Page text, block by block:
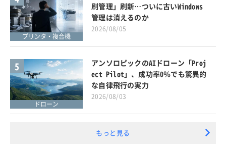
プリンタ・複合機
刷管理」刷新…ついに古いWindows
管理は消えるのか
2026/08/05
5
ドローン
アンソロピックのAIドローン「Proj
ect Pilot」、成功率0％でも驚異的
な自律飛行の実力
2026/08/03
もっと見る